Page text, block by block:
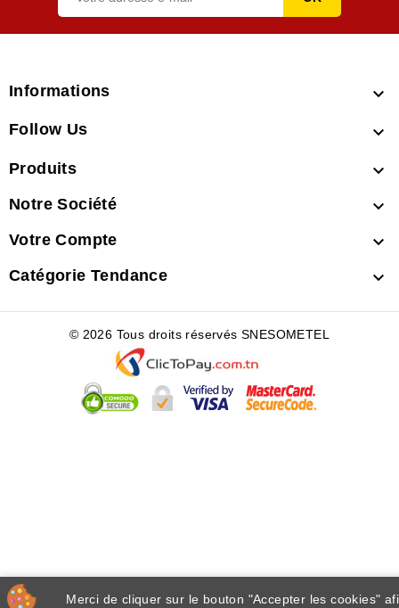
Informations 
Follow Us 
Produits 
Notre Société 
Votre Compte 
Catégorie Tendance 
Merci de cliquer sur le bouton "Accepter les cookies"
© 2026 Tous droits réservés SNESOMETEL